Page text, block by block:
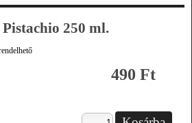
250 ml.
490 Ft